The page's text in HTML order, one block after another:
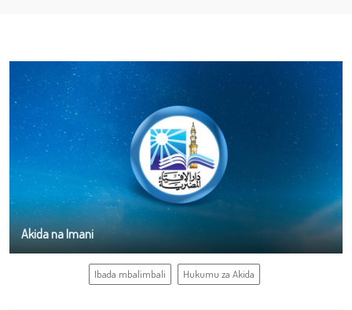
Akida na Imani
Ibada mbalimbali Hukumu za Akida